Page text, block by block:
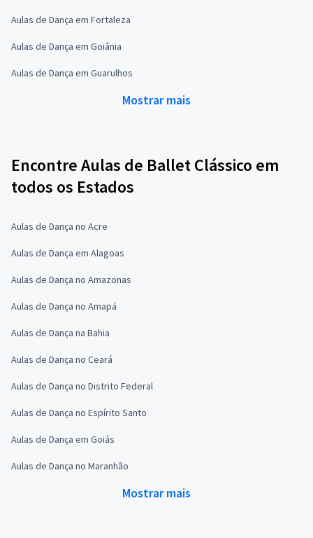
Aulas de Dança em Fortaleza
Aulas de Dança em Goiânia
Aulas de Dança em Guarulhos
Mostrar mais
Encontre Aulas de Ballet Clássico em
todos os Estados
Aulas de Dança no Acre
Aulas de Dança em Alagoas
Aulas de Dança no Amazonas
Aulas de Dança no Amapá
Aulas de Dança na Bahia
Aulas de Dança no Ceará
Aulas de Dança no Distrito Federal
Aulas de Dança no Espírito Santo
Aulas de Dança em Goiás
Aulas de Dança no Maranhão
Mostrar mais